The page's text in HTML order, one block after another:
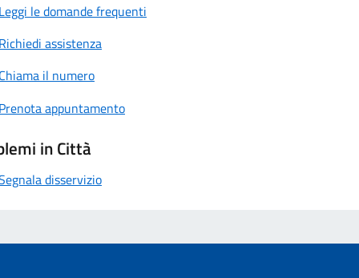
Leggi le domande frequenti
Richiedi assistenza
Chiama il numero
Prenota appuntamento
in Città
disservizio